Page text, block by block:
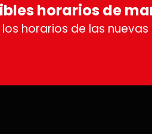
horarios de
horarios de las